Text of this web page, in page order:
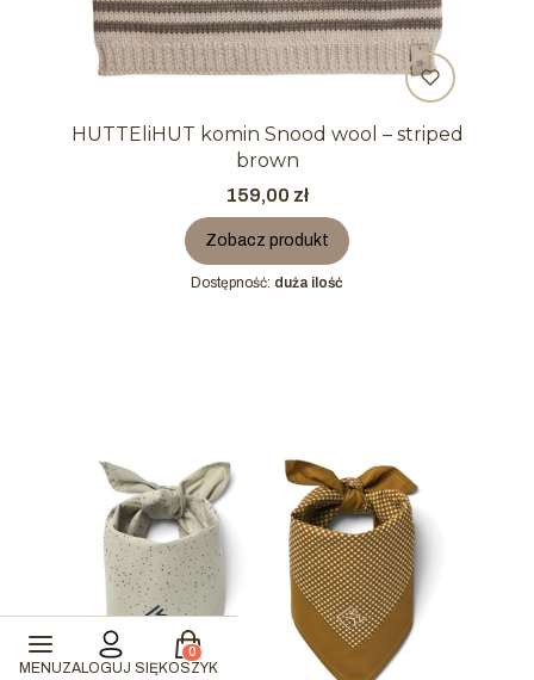
HUTTEliHUT komin Snood wool – striped
brown
Cena
159,00 zł
Zobacz produkt
Dostępność: duża ilość
MENUZALOGUJ SIĘ
Produkty w koszyku: 0. Zobacz szczegóły
KOSZYK